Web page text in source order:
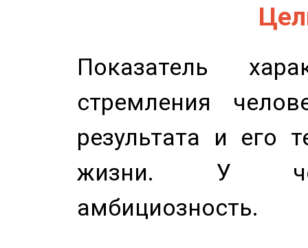
Показатель
стремления
результата и его
жизни. У
амбициозность.